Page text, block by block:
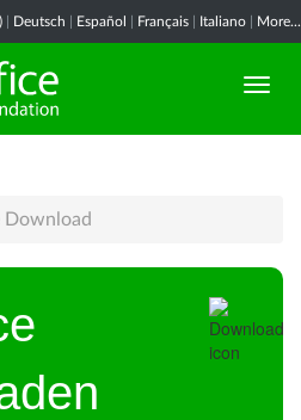
Deutsch Español Français Italiano More...
Download